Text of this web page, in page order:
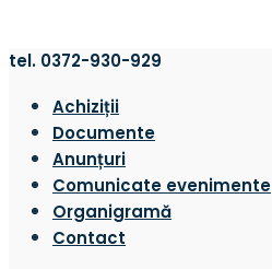
tel. 0372-930-929
Achiziții
Documente
Anunțuri
Comunicate evenimente
Organigramă
Contact